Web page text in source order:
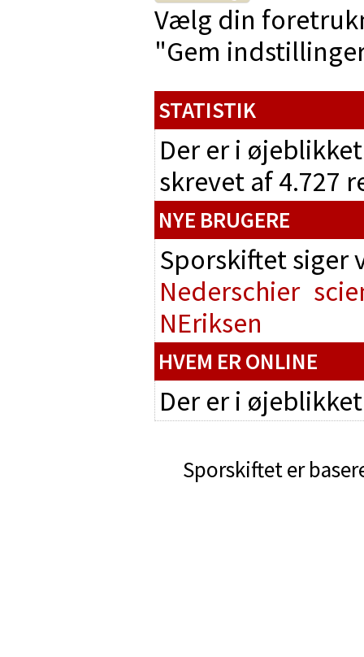
Vælg din
"Gem
STATISTIK
Der er i
skrevet af 4.727
NYE BRUGERE
Sporskiftet
Nederschier
NEriksen
HVEM ER ONLINE
Der er i
Sporskiftet er